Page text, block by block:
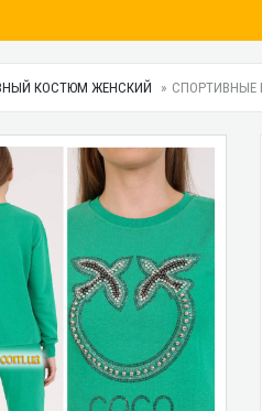
КОСТЮМ ЖЕНСКИЙ СПОРТИВНЫЕ